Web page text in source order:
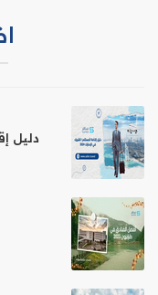
دليل